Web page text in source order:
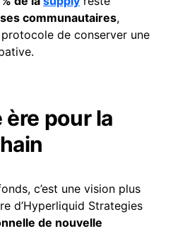
communautaires,
de conserver une
pour la
c’est une vision plus
d’Hyperliquid Strategies
de nouvelle